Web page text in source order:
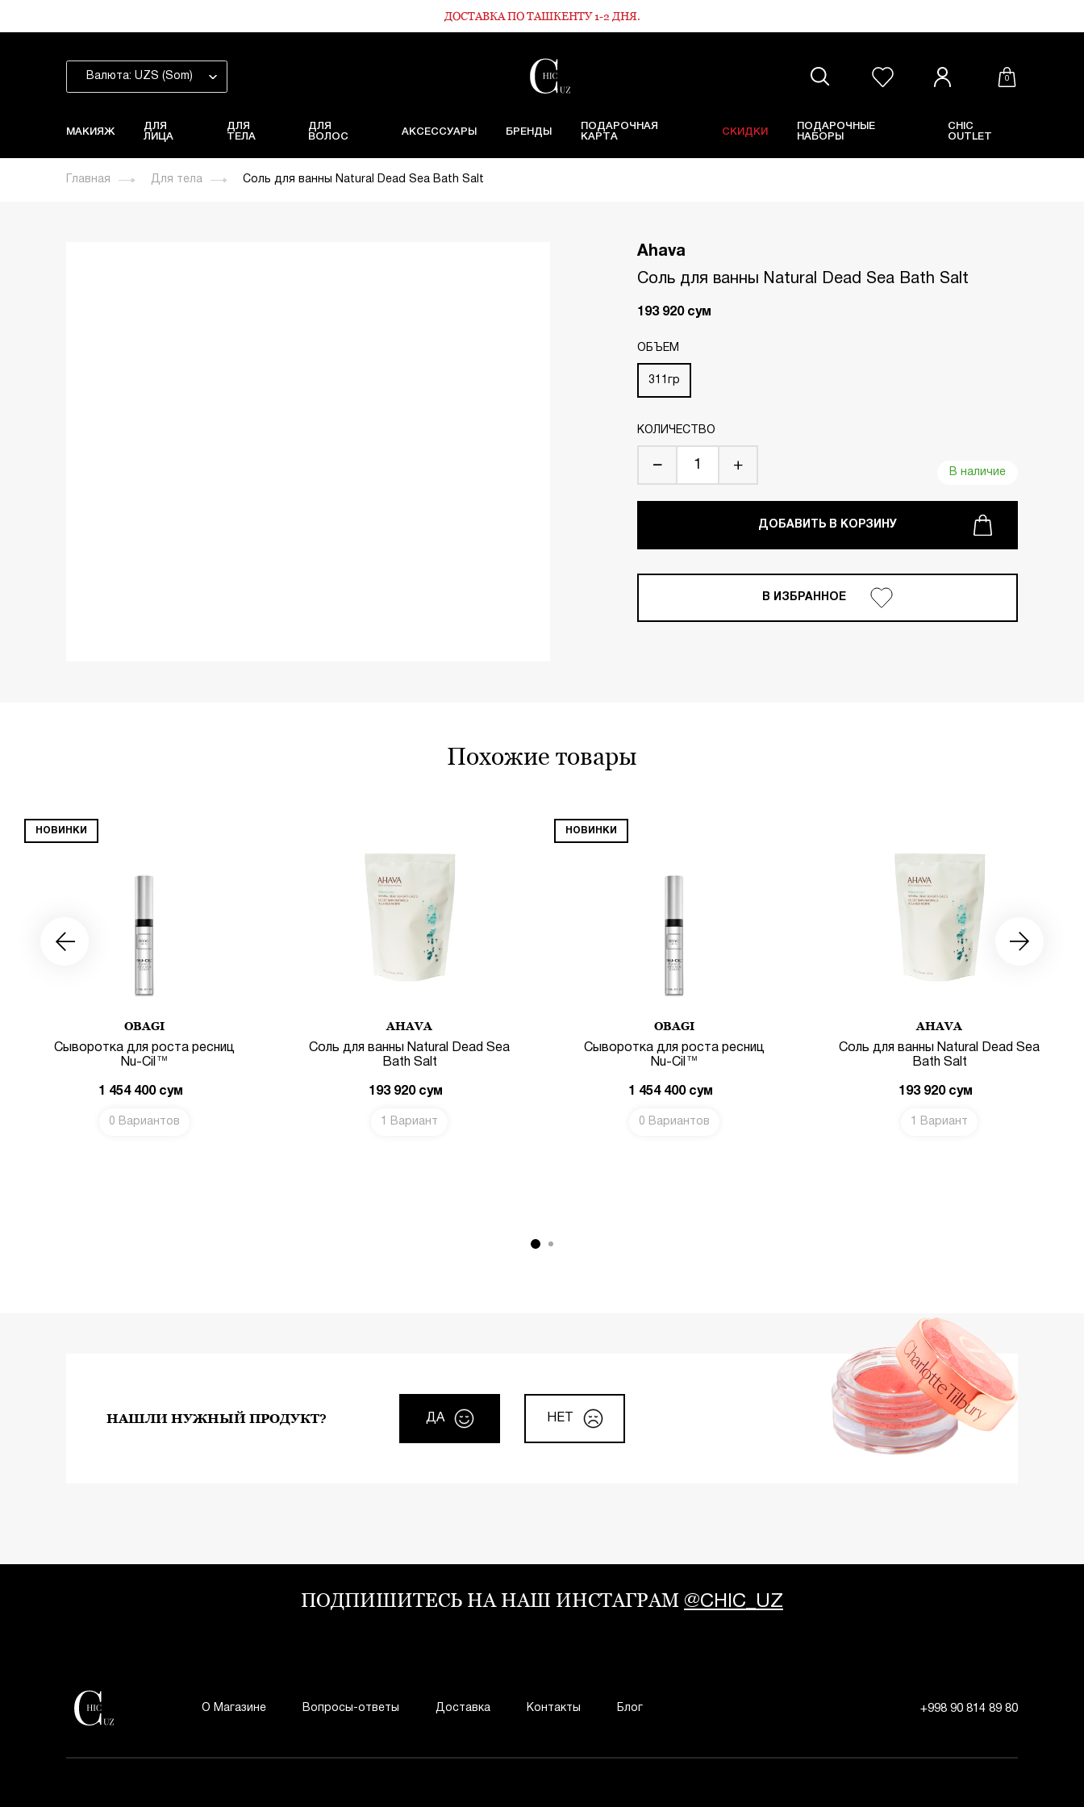
ДОСТАВКА ПО ТАШКЕНТУ 1-2 ДНЯ.
Валюта: UZS (Som) 0
МАКИЯЖ
ДЛЯ
ЛИЦА
ДЛЯ
ТЕЛА
ДЛЯ
ВОЛОС
АКСЕССУАРЫ БРЕНДЫ
ПОДАРОЧНАЯ
КАРТА
СКИДКИ
ПОДАРОЧНЫЕ
НАБОРЫ
CHIC
OUTLET
Главная Для тела Соль для ванны Natural Dead Sea Bath Salt
Ahava
Соль для ванны Natural Dead Sea Bath Salt
193 920сум
ОБЪЕМ
311гр
КОЛИЧЕСТВО
В наличие
ДОБАВИТЬ В КОРЗИНУ
В ИЗБРАННОЕ
похожие товары
НОВИНКИ
OBAGI
Сыворотка для роста ресниц
Nu-Cil™
1 454 400сум
0 Вариантов
AHAVA
Соль для ванны Natural Dead Sea
Bath Salt
193 920сум
1 Вариант
НОВИНКИ
OBAGI
Сыворотка для роста ресниц
Nu-Cil™
1 454 400сум
0 Вариантов
AHAVA
Соль для ванны Natural Dead Sea
Bath Salt
193 920сум
1 Вариант
НАШЛИ НУЖНЫЙ ПРОДУКТ? ДА НЕТ
ПОДПИШИТЕСЬ НА НАШ ИНСТАГРАМ @CHIC_UZ
О Магазине Вопросы-ответы Доставка Контакты Блог +998 90 814 89 80